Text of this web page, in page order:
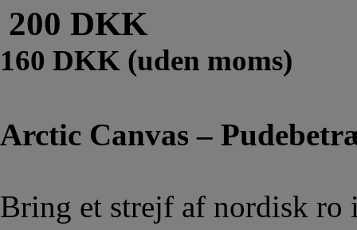
200 DKK
160 DKK (uden moms)
Arctic Canvas –
Bring et strejf af nordisk ro